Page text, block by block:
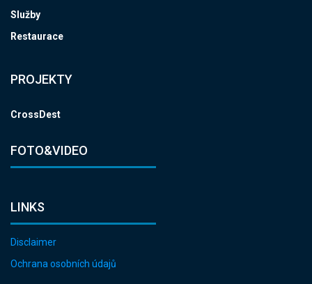
Služby
Restaurace
PROJEKTY
CrossDest
FOTO&VIDEO
LINKS
Disclaimer
Ochrana osobních údajů